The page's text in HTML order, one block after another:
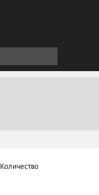
Количество